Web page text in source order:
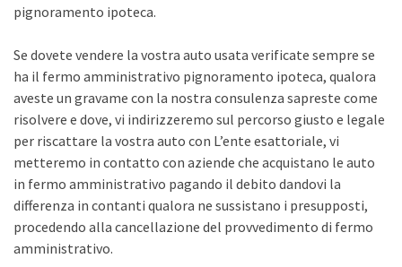
pignoramento ipoteca.
Se dovete vendere la vostra auto usata verificate sempre se
ha il fermo amministrativo pignoramento ipoteca, qualora
aveste un gravame con la nostra consulenza sapreste come
risolvere e dove, vi indirizzeremo sul percorso giusto e legale
per riscattare la vostra auto con L’ente esattoriale, vi
metteremo in contatto con aziende che acquistano le auto
in fermo amministrativo pagando il debito dandovi la
differenza in contanti qualora ne sussistano i presupposti,
procedendo alla cancellazione del provvedimento di fermo
amministrativo.